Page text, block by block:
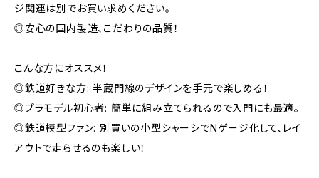
ジ関連は別でお買い求めください。
◎安心の国内製造、こだわりの品質！
こんな方にオススメ！
◎鉄道好きな方: 半蔵門線のデザインを手元で楽しめる！
◎プラモデル初心者: 簡単に組み立てられるので入門にも最適。
◎鉄道模型ファン: 別買いの小型シャーシでNゲージ化して、レイ
アウトで走らせるのも楽しい！